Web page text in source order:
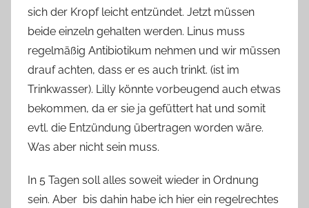
sich der Kropf leicht entzündet. Jetzt müssen
beide einzeln gehalten werden. Linus muss
regelmäßig Antibiotikum nehmen und wir müssen
drauf achten, dass er es auch trinkt. (ist im
Trinkwasser). Lilly könnte vorbeugend auch etwas
bekommen, da er sie ja gefüttert hat und somit
evtl. die Entzündung übertragen worden wäre.
Was aber nicht sein muss.
In 5 Tagen soll alles soweit wieder in Ordnung
sein. Aber bis dahin habe ich hier ein regelrechtes